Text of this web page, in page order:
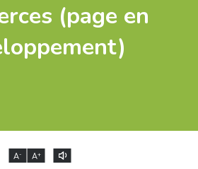
(page en
A- A+